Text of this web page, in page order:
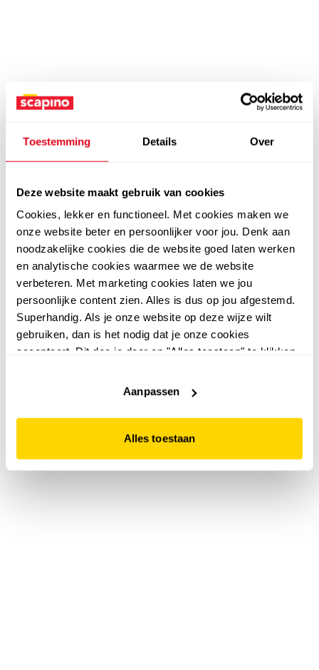
Toestemming Details Over
Deze website maakt gebruik van cookies
Cookies, lekker en functioneel. Met cookies maken we
onze website beter en persoonlijker voor jou. Denk aan
noodzakelijke cookies die de website goed laten werken
en analytische cookies waarmee we de website
verbeteren. Met marketing cookies laten we jou
persoonlijke content zien. Alles is dus op jou afgestemd.
Superhandig. Als je onze website op deze wijze wilt
gebruiken, dan is het nodig dat je onze cookies
accepteert. Dit doe je door op "Alles toestaan" te klikken.
website niet optimaal functioneert.
Aanpassen
Alles toestaan